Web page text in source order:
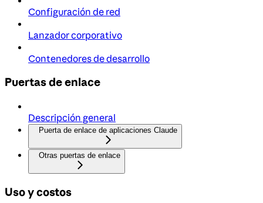
Configuración de red
Lanzador corporativo
Contenedores de desarrollo
Puertas de enlace
Descripción general
Puerta de enlace de aplicaciones Claude
Otras puertas de enlace
Uso y costos